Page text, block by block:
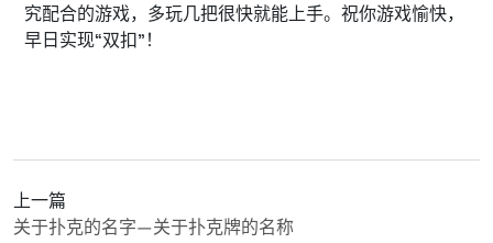
究配合的游戏，多玩几把很快就能上手。祝你游戏愉快，
早日实现“双扣”！
上一篇
关于扑克的名字—关于扑克牌的名称